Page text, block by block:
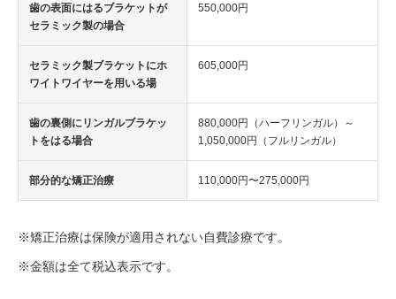
歯の表面にはるブラケットが
セラミック製の場合
550,000円
セラミック製ブラケットにホ
ワイトワイヤーを用いる場
605,000円
歯の裏側にリンガルブラケッ
トをはる場合
880,000円（ハーフリンガル）～
1,050,000円（フルリンガル）
部分的な矯正治療 110,000円〜275,000円
※矯正治療は保険が適用されない自費診療です。
※金額は全て税込表示です。